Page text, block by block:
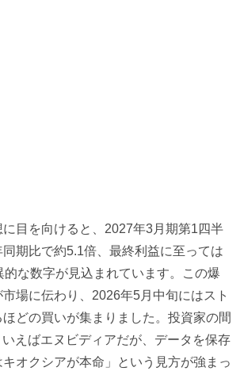
目を向けると、2027年3月期第1四半
期比で約5.1倍、最終利益に至っては
な数字が見込まれています。この爆
場に伝わり、2026年5月中旬にはスト
どの買いが集まりました。投資家の間
えばエヌビディアだが、データを保存
オクシアが本命」という見方が強まっ